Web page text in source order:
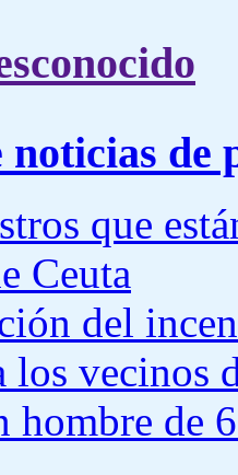
noticias de
que
Ceuta
del
los vecinos
hombre de